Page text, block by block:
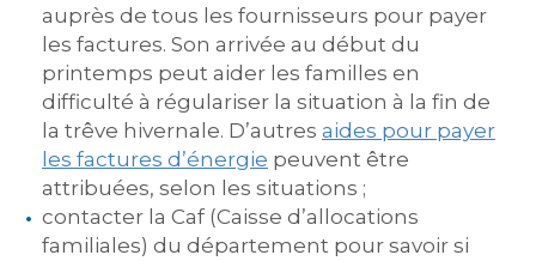
auprès de tous les fournisseurs pour payer
les factures. Son arrivée au début du
printemps peut aider les familles en
difficulté à régulariser la situation à la fin de
la trêve hivernale. D’autres aides pour payer
les factures d’énergie peuvent être
attribuées, selon les situations ;
contacter la Caf (Caisse d’allocations
familiales) du département pour savoir si